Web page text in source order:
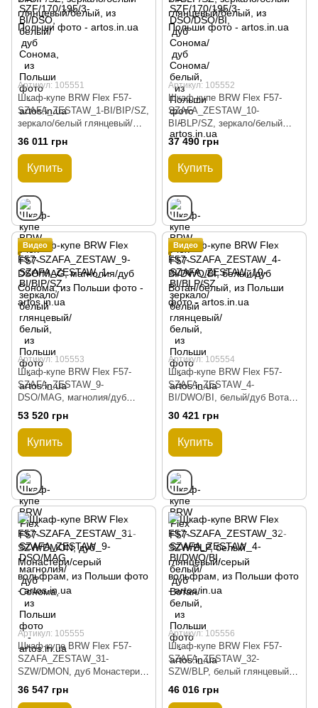
Артикул: 105551
Шкаф-купе BRW Flex F57-
SZAFA_ZESTAW_1-BI/BIP/SZ,
зеркало/белый глянцевый/
белый, из Польши
36 011 грн
Купить
Артикул: 105552
Шкаф-купе BRW Flex F57-
SZAFA_ZESTAW_10-
BI/BLP/SZ, зеркало/белый
глянцевый/белый, из Польши
37 490 грн
Купить
Видео
Артикул: 105553
Шкаф-купе BRW Flex F57-
SZAFA_ZESTAW_9-
DSO/MAG, магнолия/дуб
Сонома, из Польши
53 520 грн
Купить
Видео
Артикул: 105554
Шкаф-купе BRW Flex F57-
SZAFA_ZESTAW_4-
BI/DWO/BI, белый/дуб Вотан/
белый, из Польши
30 421 грн
Купить
Артикул: 105555
Шкаф-купе BRW Flex F57-
SZAFA_ZESTAW_31-
SZW/DMON, дуб Монастери/
серый вольфрам, из Польши
36 547 грн
Артикул: 105556
Шкаф-купе BRW Flex F57-
SZAFA_ZESTAW_32-
SZW/BLP, белый глянцевый/
серый вольфрам, из Польши
46 016 грн